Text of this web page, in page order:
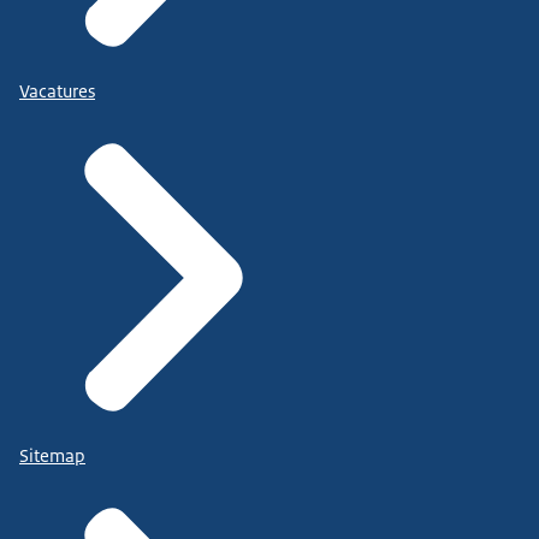
Vacatures
Sitemap